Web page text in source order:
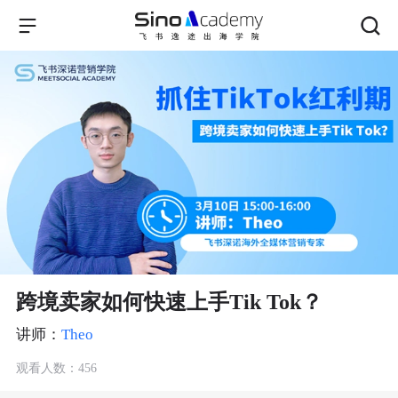
跨境卖家如何快速上手Tik Tok？
讲师： Theo
观看人数：456